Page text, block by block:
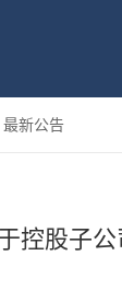
最新公告
控股子